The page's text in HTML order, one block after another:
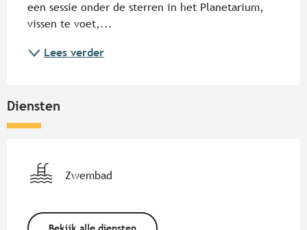
een sessie onder de sterren in het Planetarium,
vissen te voet,...
Lees verder
Diensten
Zwembad